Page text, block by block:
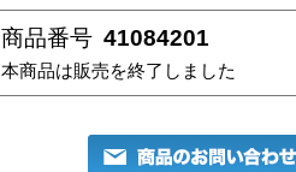
商品番号 41084201
本商品は販売を終了しました